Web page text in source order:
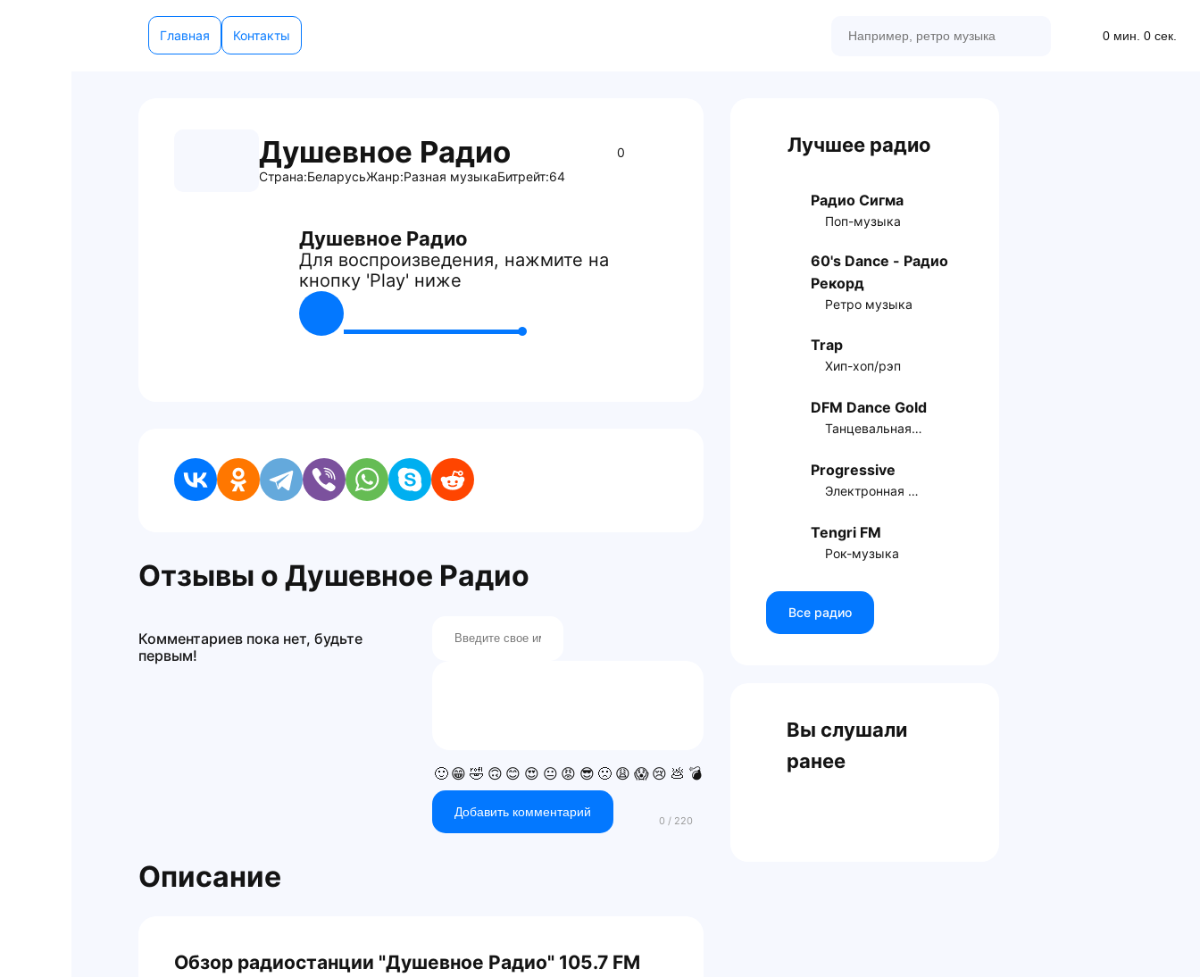
Главная Контакты 0 мин. 0 сек.
Душевное Радио
0
Страна:БеларусьЖанр:Разная музыкаБитрейт:64
Душевное Радио
Для воспроизведения, нажмите на
кнопку 'Play' ниже
Отзывы о Душевное Радио
🙂 😁 🤣 🙃 😊 😍 😐 😡 😎 🙁 😩 😱 😢 💩 💣
Добавить комментарий
Комментариев пока нет, будьте
первым!
Описание
Обзор радиостанции "Душевное Радио" 105.7 FM
Лучшее радио
Радио Сигма
Поп-музыка
60's Dance - Радио
Рекорд
Ретро музыка
Trap
Хип-хоп/рэп
DFM Dance Gold
Танцевальная музыка
Progressive
Электронная музыка
Tengri FM
Рок-музыка
Все радио
Вы слушали
ранее